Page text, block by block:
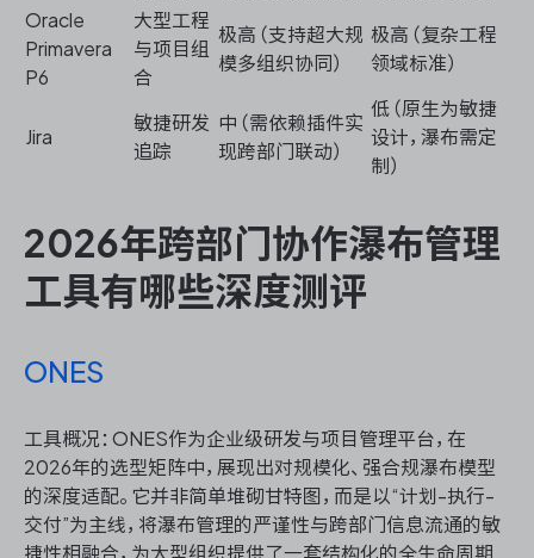
Oracle
Primavera
P6
大型工程
与项目组
合
极高（支持超大规
模多组织协同）
极高（复杂工程
领域标准）
Jira
敏捷研发
追踪
中（需依赖插件实
现跨部门联动）
低（原生为敏捷
设计，瀑布需定
制）
2026年跨部门协作瀑布管理
工具有哪些深度测评
ONES
工具概况：ONES作为企业级研发与项目管理平台，在
2026年的选型矩阵中，展现出对规模化、强合规瀑布模型
的深度适配。它并非简单堆砌甘特图，而是以“计划-执行-
交付”为主线，将瀑布管理的严谨性与跨部门信息流通的敏
捷性相融合，为大型组织提供了一套结构化的全生命周期